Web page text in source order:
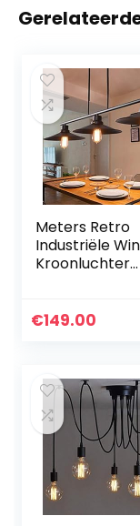
Meters Retro
Industriële
Kroonluchter
Creatieve 3
€149.00